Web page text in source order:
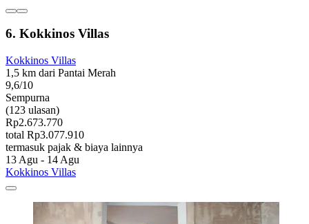
6. Kokkinos Villas
Kokkinos Villas
1,5 km dari Pantai Merah
9,6/10
Sempurna
(123 ulasan)
Rp2.673.770
total Rp3.077.910
termasuk pajak & biaya lainnya
13 Agu - 14 Agu
Kokkinos Villas